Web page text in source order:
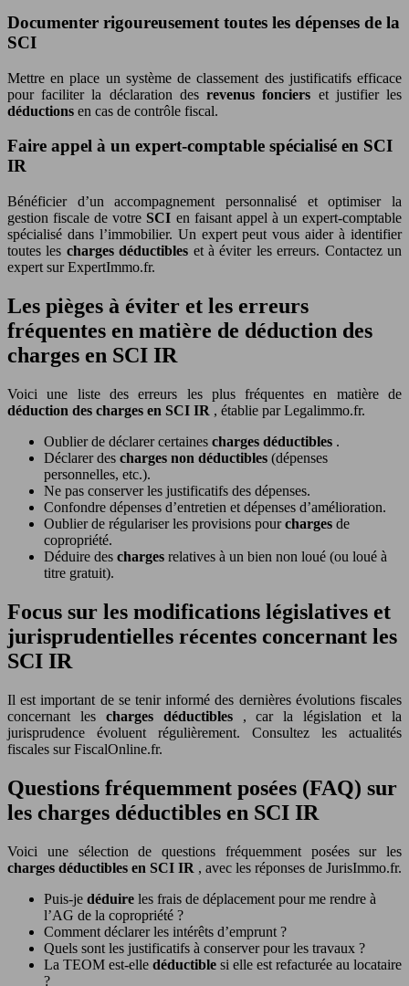
Documenter rigoureusement toutes les dépenses de la
SCI
Mettre en place un système de classement des justificatifs efficace
pour faciliter la déclaration desrevenus fonciers et justifier les
déductions en cas de contrôle fiscal.
Faire appel à un expert-comptable spécialisé en SCI
IR
Bénéficier d’un accompagnement personnalisé et optimiser la
gestion fiscale de votreSCI en faisant appel à un expert-comptable
spécialisé dans l’immobilier. Un expert peut vous aider à identifier
toutes les charges déductibles et à éviter les erreurs. Contactez un
expert sur ExpertImmo.fr.
Les pièges à éviter et les erreurs
fréquentes en matière de déduction des
charges en SCI IR
Voici une liste des erreurs les plus fréquentes en matière de
déduction des charges en SCI IR , établie par Legalimmo.fr.
Oublier de déclarer certaines charges déductibles .
Déclarer des charges non déductibles (dépenses
personnelles, etc.).
Ne pas conserver les justificatifs des dépenses.
Confondre dépenses d’entretien et dépenses d’amélioration.
Oublier de régulariser les provisions pourcharges de
copropriété.
Déduire des charges relatives à un bien non loué (ou loué à
titre gratuit).
Focus sur les modifications législatives et
jurisprudentielles récentes concernant les
SCI IR
Il est important de se tenir informé des dernières évolutions fiscales
concernant les charges déductibles , car la législation et la
jurisprudence évoluent régulièrement. Consultez les actualités
fiscales sur FiscalOnline.fr.
Questions fréquemment posées (FAQ) sur
les charges déductibles en SCI IR
Voici une sélection de questions fréquemment posées sur les
charges déductibles en SCI IR , avec les réponses de JurisImmo.fr.
Puis-je déduire les frais de déplacement pour me rendre à
l’AG de la copropriété ?
Comment déclarer les intérêts d’emprunt ?
Quels sont les justificatifs à conserver pour les travaux ?
La TEOM est-elle déductible si elle est refacturée au locataire
?